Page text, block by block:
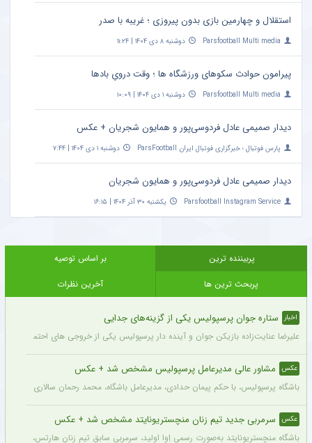
استقلال و چهارمین بازی بدون پیروزی ؛ غریبه با صدر
Parsfootball Multi media دوشنبه ۸ دی ۱۴۰۴ | ۱۱:۲۴
پیرامون حوادث سکوهای ورزشگاه ها ؛ وقت درویِ بادها
Parsfootball Multi media دوشنبه ۱ دی ۱۴۰۴ | ۱۰:۰۹
دیدار صمیمی عادل فردوسی‌پور و همایون شجریان + عکس
پارس فوتبال ؛ خبرگزاری فوتبال ایران ParsFootball دوشنبه ۱ دی ۱۴۰۴ | ۷:۴۴
دیدار صمیمی عادل فردوسی‌پور و همایون شجریان
Parsfootball Instagram Service یکشنبه ۳۰ آذر ۱۴۰۴ | ۱۶:۱۵
پربیننده ترین
بر اساس توصیه
پربحث ترین ها
آخرین نظرات
اخبار ستاره جوان پرسپولیس یکی از گزینه‌های جدایی
علیرضا عنایت‌زاده بازیکن جوان و آینده دار پرسپولیس یکی از خروجی های احتمالی
عکس مشاور عالی مدیرعامل پرسپولیس مشخص شد + عکس
باشگاه پرسپولیس، با حکم پیمان حدادی، مدیرعامل باشگاه، محمد رحمان سالاری به
عکس سرمربی جدید تیم زنان منچستریونایتد مشخص شد + عکس
باشگاه منچستریونایتد به‌صورت رسمی اِوا اولید، سرمربی سابق تیم زنان هارتس، را